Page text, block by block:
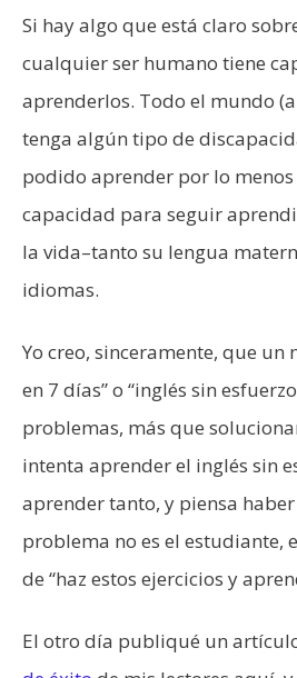
Si hay algo que está claro
cualquier ser humano tiene
aprenderlos. Todo el mundo
tenga algún tipo de
podido aprender por lo
capacidad para seguir
la vida–tanto su lengua
idiomas.
Yo creo, sinceramente, que un
en 7 días” o “inglés sin
problemas, más que
intenta aprender el inglés sin
aprender tanto, y piensa
problema no es el estudiante,
de “haz estos ejercicios y
El otro día publiqué un